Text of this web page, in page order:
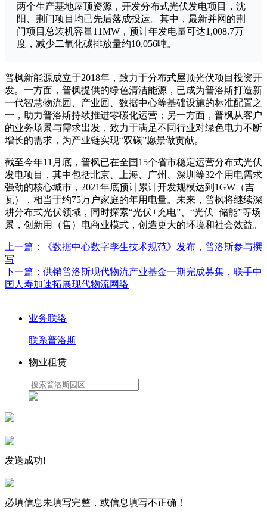
两个生产基地屋顶资源，开发分布式光伏发电项目，沈
阳、荆门项目均已先后落成投运。其中，最新并网的荆
门项目总装机容量11MW，预计年发电量可达1,008.7万
度，减少二氧化碳排放量约10,056吨。
普枫新能源成立于2018年，致力于分布式屋顶光伏项目投资开
发。一方面，普枫提供的绿色清洁能源，已成为普洛斯打造新
一代智慧物流园、产业园、数据中心等基础设施的标准配置之
一，助力普洛斯持续推进零碳化运营；另一方面，普枫从客户
的业务场景与需求出发，致力于满足不同行业对绿色电力不断
增长的需求，为产业链实现“双碳”愿景做贡献。
截至今年11月底，普枫已在全国15个省市稳定运营分布式光伏
发电项目，其中包括北京、上海、广州、深圳等32个用电需求
强劲的核心城市，2021年底预计累计开发规模达到1GW（吉
瓦），相当于约75万户家庭的年用电量。未来，普枫将继续深
耕分布式光伏领域，同时探索“光伏+充电”、“光伏+储能”等场
景，创新用（售）电商业模式，创造更大的环境和社会效益。
上一篇：
《数据中心数字孪生技术规范》发布，普洛斯参与撰
写
下一篇： 供销普洛斯现代物流产业基金一期完成募集，联手中
国人寿加速拓展现代物流网络
业务联络
联系普洛斯
物业租赁
发送成功!
必填信息未填写完整，或信息填写不正确！